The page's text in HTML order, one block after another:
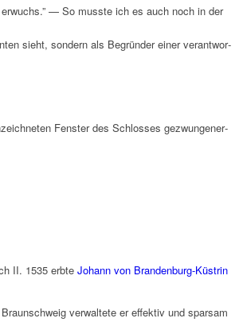
— So musste ich es auch noch in der
sieht, sondern als Begrün­der einer verant­wor­
Fenster des Schlos­ses gezwun­ge­ner­
II. 1535 erbte Johann von Bran­den­burg-Küstrin
verwal­tete er effek­tiv und spar­sam